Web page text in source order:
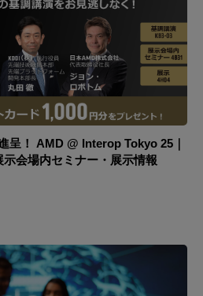
呈！ AMD @ Interop Tokyo 25｜
会場内セミナー・展示情報